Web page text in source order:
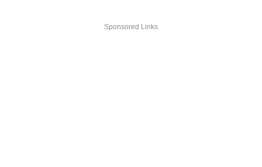
Sponsored Links